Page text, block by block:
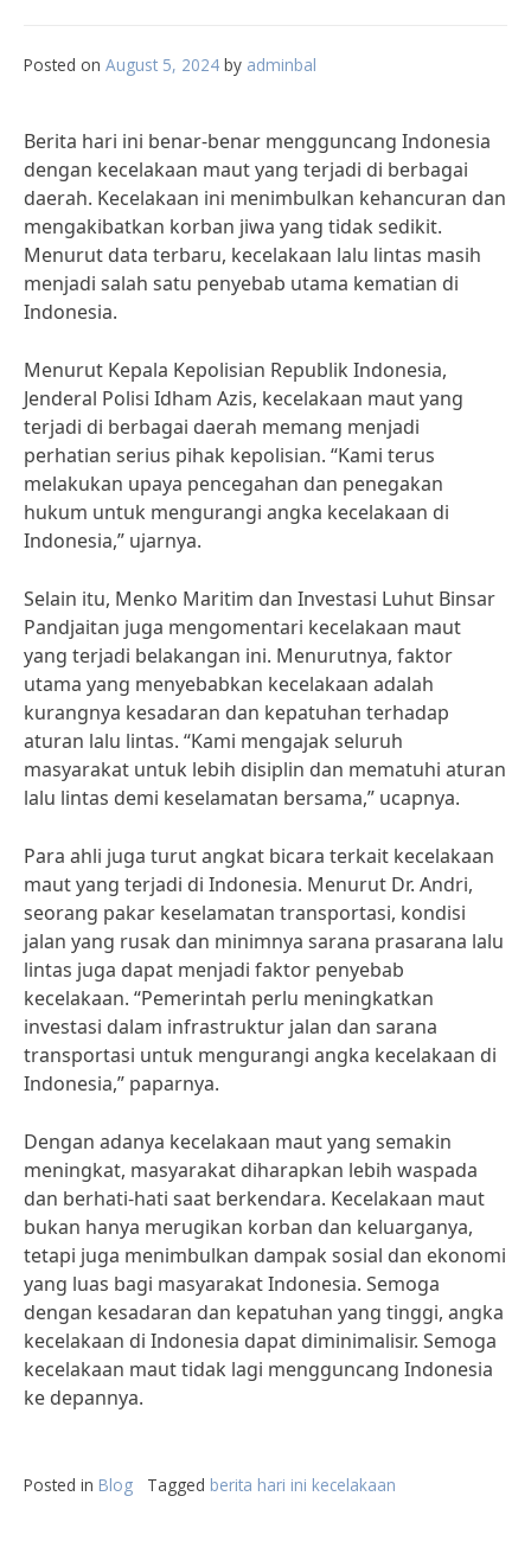
Posted on August 5, 2024 by adminbal
Berita hari ini benar-benar mengguncang Indonesia
dengan kecelakaan maut yang terjadi di berbagai
daerah. Kecelakaan ini menimbulkan kehancuran dan
mengakibatkan korban jiwa yang tidak sedikit.
Menurut data terbaru, kecelakaan lalu lintas masih
menjadi salah satu penyebab utama kematian di
Indonesia.
Menurut Kepala Kepolisian Republik Indonesia,
Jenderal Polisi Idham Azis, kecelakaan maut yang
terjadi di berbagai daerah memang menjadi
perhatian serius pihak kepolisian. “Kami terus
melakukan upaya pencegahan dan penegakan
hukum untuk mengurangi angka kecelakaan di
Indonesia,” ujarnya.
Selain itu, Menko Maritim dan Investasi Luhut Binsar
Pandjaitan juga mengomentari kecelakaan maut
yang terjadi belakangan ini. Menurutnya, faktor
utama yang menyebabkan kecelakaan adalah
kurangnya kesadaran dan kepatuhan terhadap
aturan lalu lintas. “Kami mengajak seluruh
masyarakat untuk lebih disiplin dan mematuhi aturan
lalu lintas demi keselamatan bersama,” ucapnya.
Para ahli juga turut angkat bicara terkait kecelakaan
maut yang terjadi di Indonesia. Menurut Dr. Andri,
seorang pakar keselamatan transportasi, kondisi
jalan yang rusak dan minimnya sarana prasarana lalu
lintas juga dapat menjadi faktor penyebab
kecelakaan. “Pemerintah perlu meningkatkan
investasi dalam infrastruktur jalan dan sarana
transportasi untuk mengurangi angka kecelakaan di
Indonesia,” paparnya.
Dengan adanya kecelakaan maut yang semakin
meningkat, masyarakat diharapkan lebih waspada
dan berhati-hati saat berkendara. Kecelakaan maut
bukan hanya merugikan korban dan keluarganya,
tetapi juga menimbulkan dampak sosial dan ekonomi
yang luas bagi masyarakat Indonesia. Semoga
dengan kesadaran dan kepatuhan yang tinggi, angka
kecelakaan di Indonesia dapat diminimalisir. Semoga
kecelakaan maut tidak lagi mengguncang Indonesia
ke depannya.
Posted in Blog Tagged berita hari ini kecelakaan